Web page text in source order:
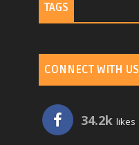
TAGS
CONNECT WITH US
34.2k likes